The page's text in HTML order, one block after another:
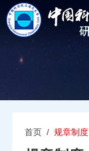
首页 / 规章制度